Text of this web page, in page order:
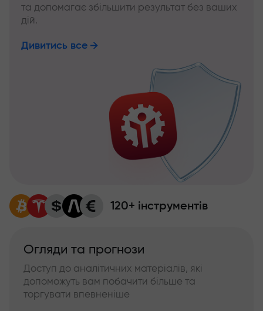
та допомагає збільшити результат без ваших
дій.
Дивитись все
120+ інструментів
Огляди та прогнози
Доступ до аналітичних матеріалів, які
допоможуть вам побачити більше та
торгувати впевненіше